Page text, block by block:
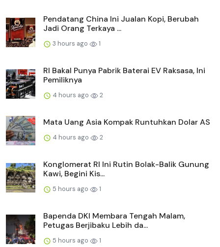
Pendatang China Ini Jualan Kopi, Berubah
Jadi Orang Terkaya ...
3 hours ago 1
RI Bakal Punya Pabrik Baterai EV Raksasa, Ini
Pemiliknya
4 hours ago 2
Mata Uang Asia Kompak Runtuhkan Dolar AS
4 hours ago 2
Konglomerat RI Ini Rutin Bolak-Balik Gunung
Kawi, Begini Kis...
5 hours ago 1
Bapenda DKI Membara Tengah Malam,
Petugas Berjibaku Lebih da...
5 hours ago 1